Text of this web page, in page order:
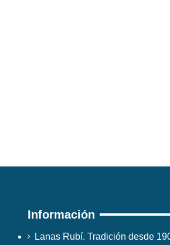
Información
Lanas Rubí. Tradición desde